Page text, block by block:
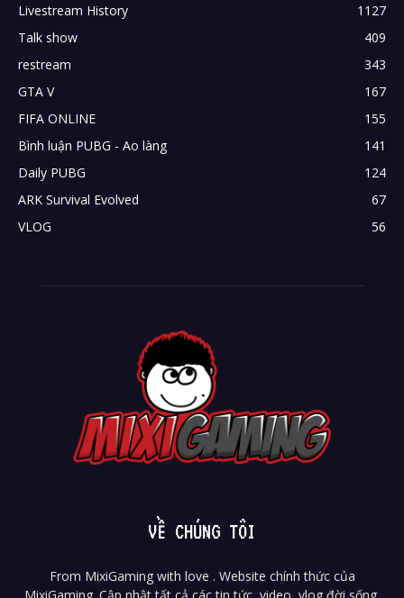
Livestream History
1127
Talk show
409
restream
343
GTA V
167
FIFA ONLINE
155
Bình luận PUBG - Ao làng
141
Daily PUBG
124
ARK Survival Evolved
67
VLOG
56
VỀ CHÚNG TÔI
From MixiGaming with love . Website chính thức của